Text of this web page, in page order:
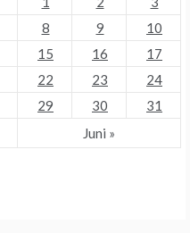
8 9
10
15 16
17
22 23
24
29 30
31
Juni »